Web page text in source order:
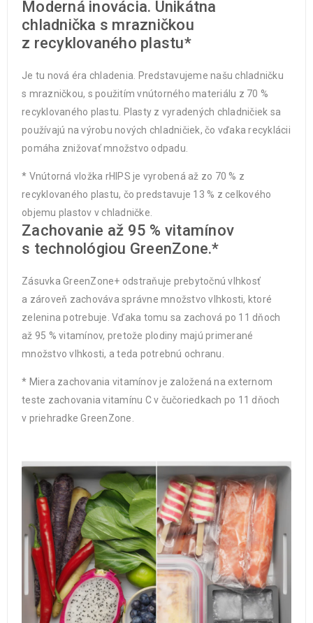
Moderná inovácia. Unikátna
chladnička s mrazničkou
z recyklovaného plastu*
Je tu nová éra chladenia. Predstavujeme našu chladničku
s mrazničkou, s použitím vnútorného materiálu z 70 %
recyklovaného plastu. Plasty z vyradených chladničiek sa
používajú na výrobu nových chladničiek, čo vďaka recyklácii
pomáha znižovať množstvo odpadu.
* Vnútorná vložka rHIPS je vyrobená až zo 70 % z
recyklovaného plastu, čo predstavuje 13 % z celkového
objemu plastov v chladničke.
Zachovanie až 95 % vitamínov
s technológiou GreenZone.*
Zásuvka GreenZone+ odstraňuje prebytočnú vlhkosť
a zároveň zachováva správne množstvo vlhkosti, ktoré
zelenina potrebuje. Vďaka tomu sa zachová po 11 dňoch
až 95 % vitamínov, pretože plodiny majú primerané
množstvo vlhkosti, a teda potrebnú ochranu.
* Miera zachovania vitamínov je založená na externom
teste zachovania vitamínu C v čučoriedkach po 11 dňoch
v priehradke GreenZone.